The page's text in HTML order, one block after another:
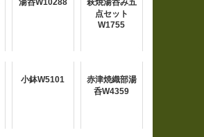
湯呑W10288
萩焼湯呑み五
点セット
W1755
小鉢W5101
赤津焼織部湯
呑W4359